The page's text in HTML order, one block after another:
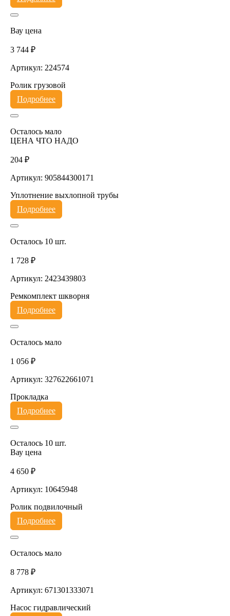
Вау цена
3 744 ₽
Артикул: 224574
Ролик грузовой
Подробнее
Осталось мало
ЦЕНА ЧТО НАДО
204 ₽
Артикул: 905844300171
Уплотнение выхлопной трубы
Подробнее
Осталось 10 шт.
1 728 ₽
Артикул: 2423439803
Ремкомплект шкворня
Подробнее
Осталось мало
1 056 ₽
Артикул: 327622661071
Прокладка
Подробнее
Осталось 10 шт.
Вау цена
4 650 ₽
Артикул: 10645948
Ролик подвилочный
Подробнее
Осталось мало
8 778 ₽
Артикул: 671301333071
Насос гидравлический